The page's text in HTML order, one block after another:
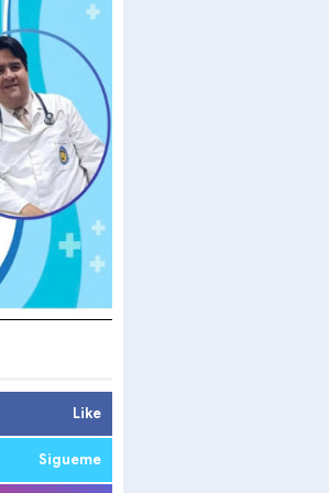
Like
Sigueme